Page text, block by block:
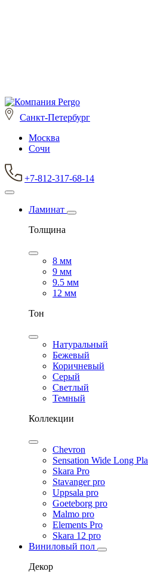
Санкт-Петербург
Москва
Сочи
+7-812-317-68-14
Ламинат
Толщина
8 мм
9 мм
9.5 мм
12 мм
Тон
Натуральный
Бежевый
Коричневый
Серый
Светлый
Темный
Коллекции
Chevron
Sensation Wide Long
Skara Pro
Stavanger pro
Uppsala pro
Goeteborg pro
Malmo pro
Elements Pro
Skara 12 pro
Виниловый пол
Декор